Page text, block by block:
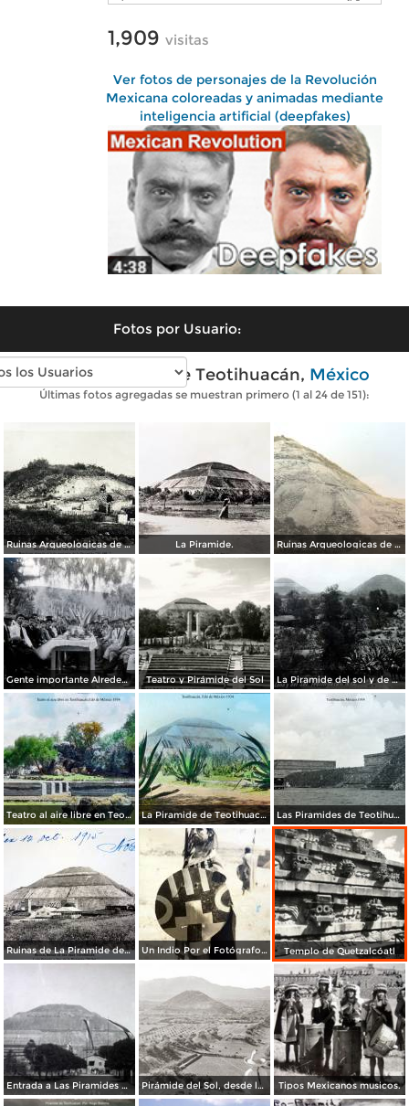
1,909 visitas
Ver fotos de personajes de la Revolución
Mexicana coloreadas y animadas mediante
inteligencia artificial (deepfakes)
Fotos por Usuario:
Fotos antiguas de Teotihuacán, México
Últimas fotos agregadas se muestran primero (1 al 24 de 151):
Ruinas Arqueologicas de Teotihuacan por el Fotógrafo Felix Miret. ( Circulada el 27 de Diciembre de 1911 ). La Piramide. Ruinas Arqueologicas de Teotihuacan por el Fotógrafo Charles B, Waite.
Gente importante Alrededores de Teotihuacán, México. Teatro y Pirámide del Sol La Piramide del sol y de La Luna.
Teatro al aire libre en Teotihuacán, por el fotógrafo T. Enami, de Yokohama, Japón (1934) La Piramide de Teotihuacán, por el fotógrafo T. Enami, de Yokohama, Japón (1934) Las Piramides de Teotihuacán, por el fotógrafo T. Enami, de Yokohama, Japón (1934)
Ruinas de La Piramide del sol lado oriente Por el Fotógrafo Félix Miret. ( Circulada el 12 de Octubre de 1915 ). Un Indio Por el Fotógrafo Hugo Brehme. ( Circulada el 16 de Enero de 1936 ). Templo de Quetzalcóatl
Entrada a Las Piramides de Teotihuacan precio $ .20 Centavos. Pirámide del Sol, desde la Pirámide de la Luna Tipos Mexicanos musicos.